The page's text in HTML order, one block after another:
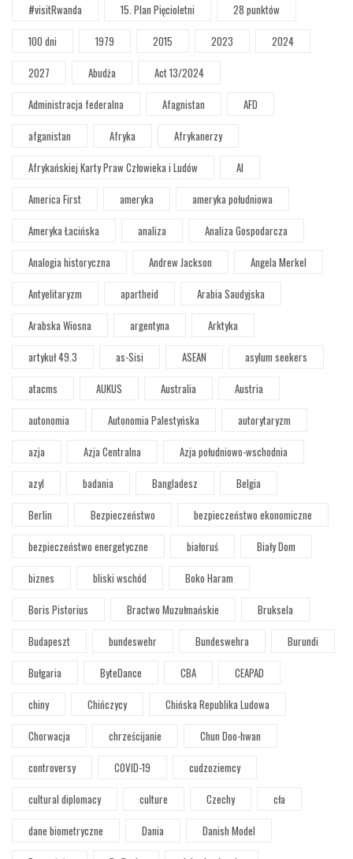
#visitRwanda 15. Plan Pięcioletni
28 punktów
100 dni
1979 2015 2023
2024
2027
Abudża
Act 13/2024
Administracja federalna
Afagnistan
AFD
afganistan
Afryka
Afrykanerzy
Afrykańskiej Karty Praw Człowieka i Ludów
AI
America First
ameryka
ameryka południowa
Ameryka Łacińska
analiza
Analiza Gospodarcza
Analogia historyczna
Andrew Jackson
Angela Merkel
Antyelitaryzm
apartheid
Arabia Saudyjska
Arabska Wiosna
argentyna
Arktyka
artykuł 49.3
as-Sisi ASEAN
asylum seekers
atacms
AUKUS Australia
Austria
autonomia
Autonomia Palestyńska
autorytaryzm
azja
Azja Centralna
Azja południowo-wschodnia
azyl
badania Bangladesz
Belgia
Berlin
Bezpieczeństwo
bezpieczeństwo ekonomiczne
bezpieczeństwo energetyczne
białoruś
Biały Dom
biznes
bliski wschód
Boko Haram
Boris Pistorius
Bractwo Muzułmańskie
Bruksela
Budapeszt
bundeswehr Bundeswehra
Burundi
Bułgaria
ByteDance CBA
CEAPAD
chiny
Chińczycy
Chińska Republika Ludowa
Chorwacja
chrześcijanie
Chun Doo-hwan
controversy
COVID-19
cudzoziemcy
cultural diplomacy
culture Czechy
cła
dane biometryczne
Dania
Danish Model